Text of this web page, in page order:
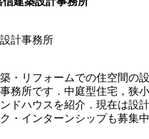
計事務所
・リフォームでの住空間の
務所です．中庭型住宅，狭
ドハウスを紹介．現在は設
・インターンシップも募集